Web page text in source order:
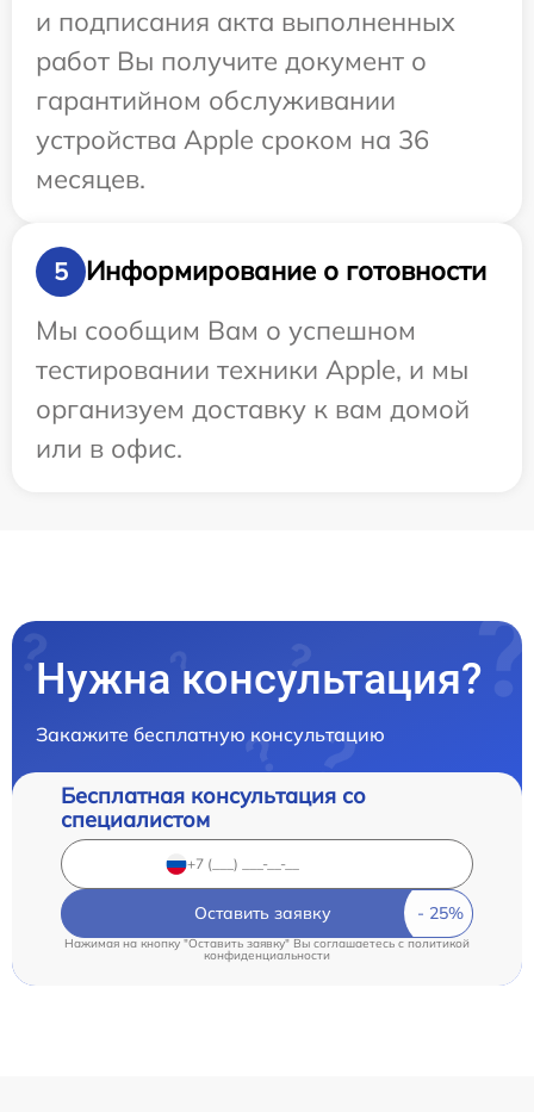
и подписания акта выполненных
работ Вы получите документ о
гарантийном обслуживании
устройства Apple сроком на 36
месяцев.
5
Информирование о готовности
Мы сообщим Вам о успешном
тестировании техники Apple, и мы
организуем доставку к вам домой
или в офис.
Нужна консультация?
Закажите бесплатную консультацию
Бесплатная консультация со
специалистом
Оставить заявку
Нажимая на кнопку "Оставить заявку" Вы соглашаетесь cполитикой
конфиденциальности